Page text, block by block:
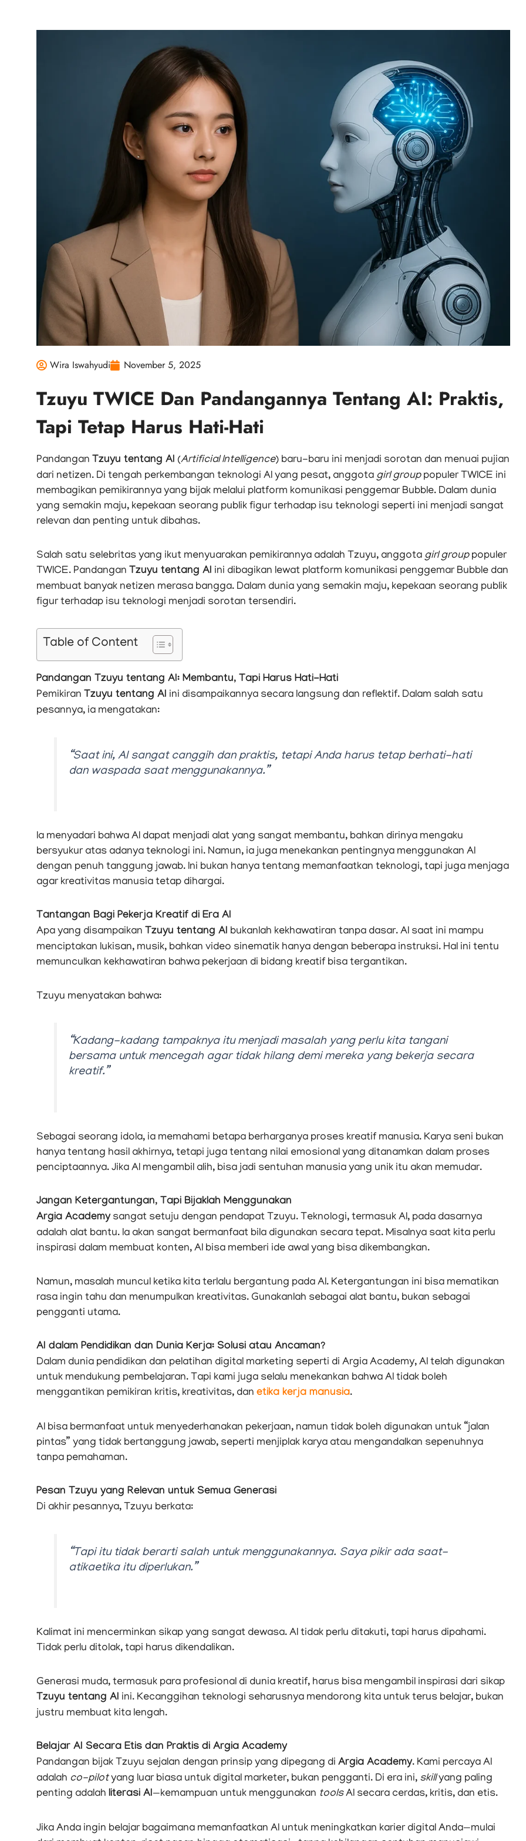
Wira Iswahyudi November 5, 2025
Tzuyu TWICE Dan Pandangannya Tentang AI: Praktis,
Tapi Tetap Harus Hati-Hati
Pandangan Tzuyu tentang AI (Artificial Intelligence) baru-baru ini menjadi sorotan dan menuai pujian
dari netizen. Di tengah perkembangan teknologi AI yang pesat, anggota girl grouppopuler TWICE ini
membagikan pemikirannya yang bijak melalui platform komunikasi penggemar Bubble. Dalam dunia
yang semakin maju, kepekaan seorang publik figur terhadap isu teknologi seperti ini menjadi sangat
relevan dan penting untuk dibahas.
Salah satu selebritas yang ikut menyuarakan pemikirannya adalah Tzuyu, anggota girl grouppopuler
TWICE. Pandangan Tzuyu tentang AI ini dibagikan lewat platform komunikasi penggemar Bubble dan
membuat banyak netizen merasa bangga. Dalam dunia yang semakin maju, kepekaan seorang publik
figur terhadap isu teknologi menjadi sorotan tersendiri.
Table of Content
Pandangan Tzuyu tentang AI: Membantu, Tapi Harus Hati-Hati
Pemikiran Tzuyu tentang AI ini disampaikannya secara langsung dan reflektif. Dalam salah satu
pesannya, ia mengatakan:
“Saat ini, AI sangat canggih dan praktis, tetapi Anda harus tetap berhati-hati
dan waspada saat menggunakannya.”
Ia menyadari bahwa AI dapat menjadi alat yang sangat membantu, bahkan dirinya mengaku
bersyukur atas adanya teknologi ini. Namun, ia juga menekankan pentingnya menggunakan AI
dengan penuh tanggung jawab. Ini bukan hanya tentang memanfaatkan teknologi, tapi juga menjaga
agar kreativitas manusia tetap dihargai.
Tantangan Bagi Pekerja Kreatif di Era AI
Apa yang disampaikan Tzuyu tentang AI bukanlah kekhawatiran tanpa dasar. AI saat ini mampu
menciptakan lukisan, musik, bahkan video sinematik hanya dengan beberapa instruksi. Hal ini tentu
memunculkan kekhawatiran bahwa pekerjaan di bidang kreatif bisa tergantikan.
Tzuyu menyatakan bahwa:
“Kadang-kadang tampaknya itu menjadi masalah yang perlu kita tangani
bersama untuk mencegah agar tidak hilang demi mereka yang bekerja secara
kreatif.”
Sebagai seorang idola, ia memahami betapa berharganya proses kreatif manusia. Karya seni bukan
hanya tentang hasil akhirnya, tetapi juga tentang nilai emosional yang ditanamkan dalam proses
penciptaannya. Jika AI mengambil alih, bisa jadi sentuhan manusia yang unik itu akan memudar.
Jangan Ketergantungan, Tapi Bijaklah Menggunakan
Argia Academy sangat setuju dengan pendapat Tzuyu. Teknologi, termasuk AI, pada dasarnya
adalah alat bantu. Ia akan sangat bermanfaat bila digunakan secara tepat. Misalnya saat kita perlu
inspirasi dalam membuat konten, AI bisa memberi ide awal yang bisa dikembangkan.
Namun, masalah muncul ketika kita terlalu bergantung pada AI. Ketergantungan ini bisa mematikan
rasa ingin tahu dan menumpulkan kreativitas. Gunakanlah sebagai alat bantu, bukan sebagai
pengganti utama.
AI dalam Pendidikan dan Dunia Kerja: Solusi atau Ancaman?
Dalam dunia pendidikan dan pelatihan digital marketing seperti di Argia Academy, AI telah digunakan
untuk mendukung pembelajaran. Tapi kami juga selalu menekankan bahwa AI tidak boleh
menggantikan pemikiran kritis, kreativitas, dan etika kerja manusia.
AI bisa bermanfaat untuk menyederhanakan pekerjaan, namun tidak boleh digunakan untuk “jalan
pintas” yang tidak bertanggung jawab, seperti menjiplak karya atau mengandalkan sepenuhnya
tanpa pemahaman.
Pesan Tzuyu yang Relevan untuk Semua Generasi
Di akhir pesannya, Tzuyu berkata:
“Tapi itu tidak berarti salah untuk menggunakannya. Saya pikir ada saat-
atikaetika itu diperlukan.”
Kalimat ini mencerminkan sikap yang sangat dewasa. AI tidak perlu ditakuti, tapi harus dipahami.
Tidak perlu ditolak, tapi harus dikendalikan.
Generasi muda, termasuk para profesional di dunia kreatif, harus bisa mengambil inspirasi dari sikap
Tzuyu tentang AI ini. Kecanggihan teknologi seharusnya mendorong kita untuk terus belajar, bukan
justru membuat kita lengah.
Belajar AI Secara Etis dan Praktis di Argia Academy
Pandangan bijak Tzuyu sejalan dengan prinsip yang dipegang di Argia Academy. Kami percaya AI
adalah co-pilotyang luar biasa untuk digital marketer, bukan pengganti. Di era ini, skillyang paling
penting adalah literasi AI—kemampuan untuk menggunakan toolsAI secara cerdas, kritis, dan etis.
Jika Anda ingin belajar bagaimana memanfaatkan AI untuk meningkatkan karier digital Anda—mulai